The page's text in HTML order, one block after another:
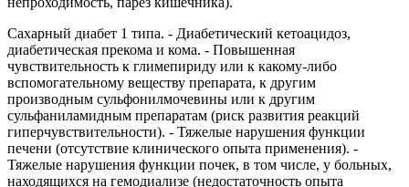
Сахарный диабет 1 типа. - Диабетический кетоацидоз,
диабетическая прекома и кома. - Повышенная
чувствительность к глимепириду или к какому-либо
вспомогательному веществу препарата, к другим
производным сульфонилмочевины или к другим
сульфаниламидным препаратам (риск развития реакций
гиперчувствительности). - Тяжелые нарушения функции
печени (отсутствие клинического опыта применения). -
Тяжелые нарушения функции почек, в том числе, у больных,
находящихся на гемодиализе (недостаточность опыта